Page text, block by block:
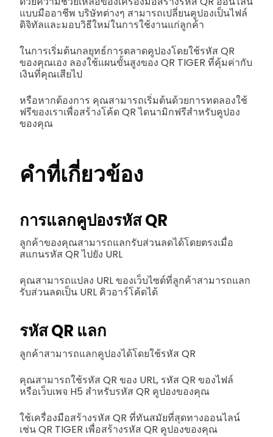
แบบมืออาชีพ บริษัทต่างๆ สามารถเปลี่ยนคูปองเป็นไฟล์
ดิจิทัลและมอบวิธีใหม่ในการใช้งานแก่ลูกค้า
ในการเริ่มต้นกลยุทธ์การตลาดคูปองโดยใช้รหัส QR
ของคุณเอง ลองใช้แผนขั้นสูงของ QR TIGER ที่คุ้มค่ากับ
เงินที่คุณเสียไป
หรือหากต้องการ คุณสามารถเริ่มต้นด้วยการทดลองใช้
ฟรีของเราเพื่อสร้างโค้ด QR ไดนามิกฟรีสำหรับคูปอง
ของคุณ
คำที่เกี่ยวข้อง
การแลกคูปองรหัส QR
ลูกค้าของคุณสามารถแลกรับส่วนลดได้โดยตรงเมื่อ
สแกนรหัส QR ไปยัง URL
คุณสามารถแปลง URL ของเว็บไซต์ที่ลูกค้าสามารถแลก
รับส่วนลดเป็น URL คิวอาร์โค้ดได้
รหัส QR แลก
ลูกค้าสามารถแลกคูปองได้โดยใช้รหัส QR
คุณสามารถใช้รหัส QR ของ URL, รหัส QR ของไฟล์
หรือเว็บเพจ H5 สำหรับรหัส QR คูปองของคุณ
ใช้เครื่องมือสร้างรหัส QR ที่ทันสมัยที่สุดทางออนไลน์
เช่น QR TIGER เพื่อสร้างรหัส QR คูปองของคุณ